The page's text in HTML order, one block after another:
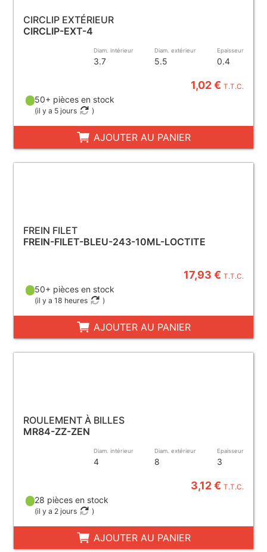
CIRCLIP EXTÉRIEUR
CIRCLIP-EXT-4
Diam. intérieur
3.7
Diam. extérieur
5.5
Epaisseur
0.4
1,02 €T.T.C.
50+ pièces en stock
(il y a 5 jours )
AJOUTER AU PANIER
FREIN FILET
FREIN-FILET-BLEU-243-10ML-LOCTITE
17,93 €T.T.C.
50+ pièces en stock
(il y a 18 heures )
AJOUTER AU PANIER
ROULEMENT À BILLES
MR84-ZZ-ZEN
Diam. intérieur
4
Diam. extérieur
8
Epaisseur
3
3,12 €T.T.C.
28 pièces en stock
(il y a 2 jours )
AJOUTER AU PANIER